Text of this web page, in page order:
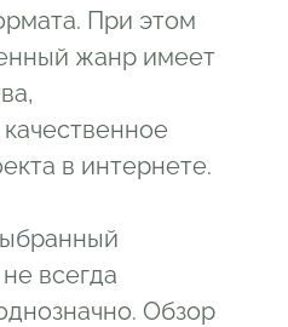
При этом
жанр имеет
в интернете.
всегда
Обзор